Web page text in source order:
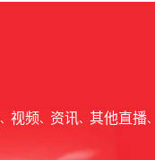
视频 资讯 其他直播